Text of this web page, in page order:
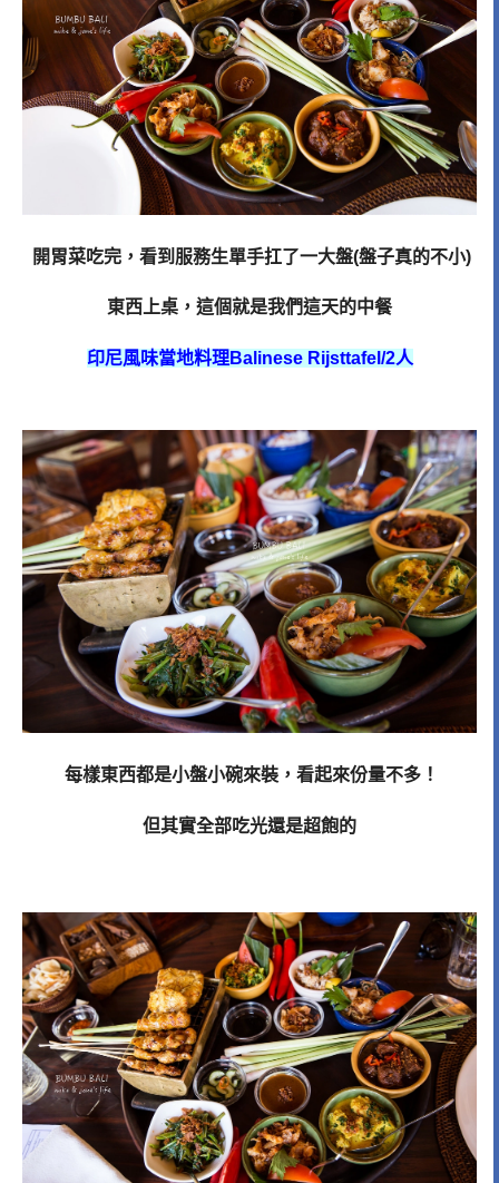
開胃菜吃完，看到服務生單手扛了一大盤(盤子真的不小)
東西上桌，這個就是我們這天的中餐
印尼風味當地料理Balinese Rijsttafel/2人
每樣東西都是小盤小碗來裝，看起來份量不多！
但其實全部吃光還是超飽的